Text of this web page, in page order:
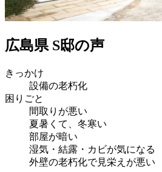
広島県 S邸の声
きっかけ
設備の老朽化
困りごと
間取りが悪い
夏暑くて、冬寒い
部屋が暗い
湿気・結露・カビが気になる
外壁の老朽化で見栄えが悪い